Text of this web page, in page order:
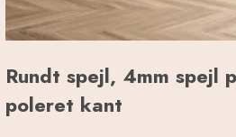
Rundt spejl, 4mm spejl
poleret kant